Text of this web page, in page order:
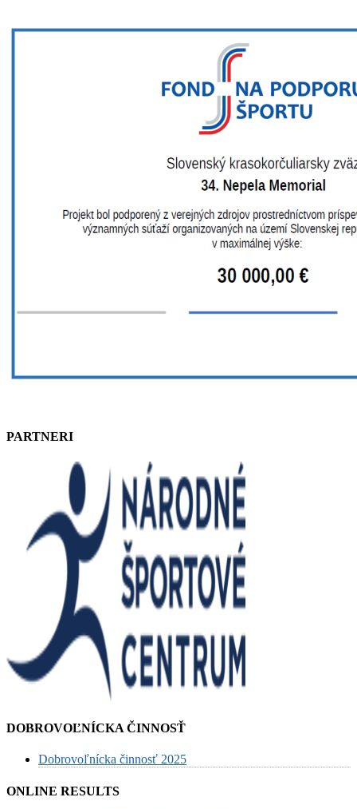
PARTNERI
DOBROVOĽNÍCKA ČINNOSŤ
Dobrovoľnícka činnosť 2025
ONLINE RESULTS